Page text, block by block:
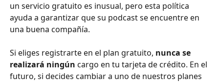
un servicio gratuito es inusual, pero esta política
ayuda a garantizar que su podcast se encuentre en
una buena compañía.
Si eliges registrarte en el plan gratuito, nunca se
realizará ningún cargo en tu tarjeta de crédito. En el
futuro, si decides cambiar a uno de nuestros planes